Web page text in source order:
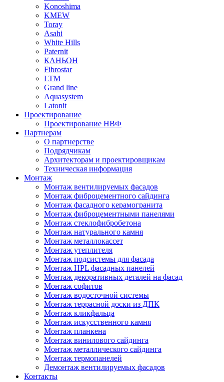
Konoshima
KMEW
Toray
Asahi
White Hills
Paternit
КАНЬОН
Fibrostar
LTM
Grand line
Aquasystem
Latonit
Проектирование
Проектирование НВФ
Партнерам
О партнерстве
Подрядчикам
Архитекторам и проектировщикам
Техническая информация
Монтаж
Монтаж вентилируемых фасадов
Монтаж фиброцементного сайдинга
Монтаж фасадного керамогранита
Монтаж фиброцементными панелями
Монтаж стеклофибробетона
Монтаж натурального камня
Монтаж металлокассет
Монтаж утеплителя
Монтаж подсистемы для фасада
Монтаж HPL фасадных панелей
Монтаж декоративных деталей на фасад
Монтаж софитов
Монтаж водосточной системы
Монтаж террасной доски из ДПК
Монтаж кликфальца
Монтаж искусственного камня
Монтаж планкена
Монтаж винилового сайдинга
Монтаж металлического сайдинга
Монтаж термопанелей
Демонтаж вентилируемых фасадов
Контакты